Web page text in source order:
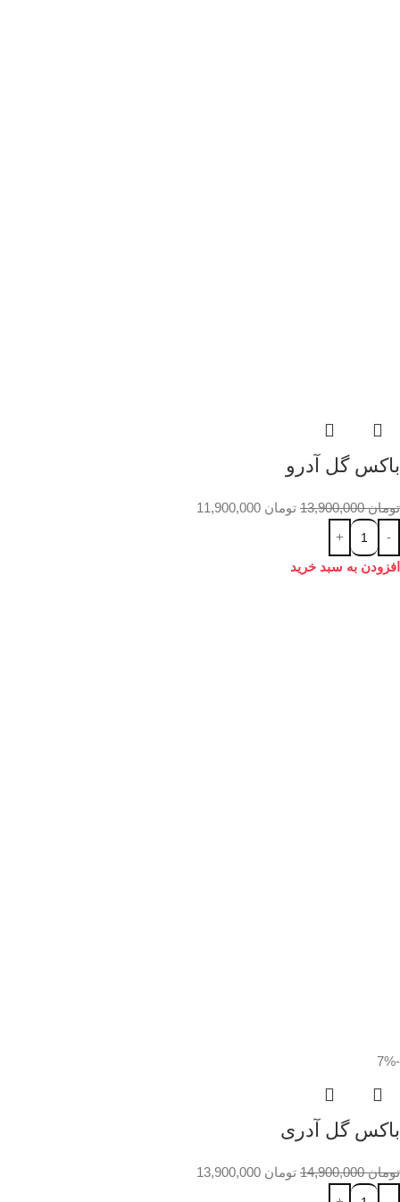
باکس گل آدرو
تومان13,900,000 تومان
افزودن به سبد خرید
-7%
باکس گل آدری
تومان14,900,000 تومان